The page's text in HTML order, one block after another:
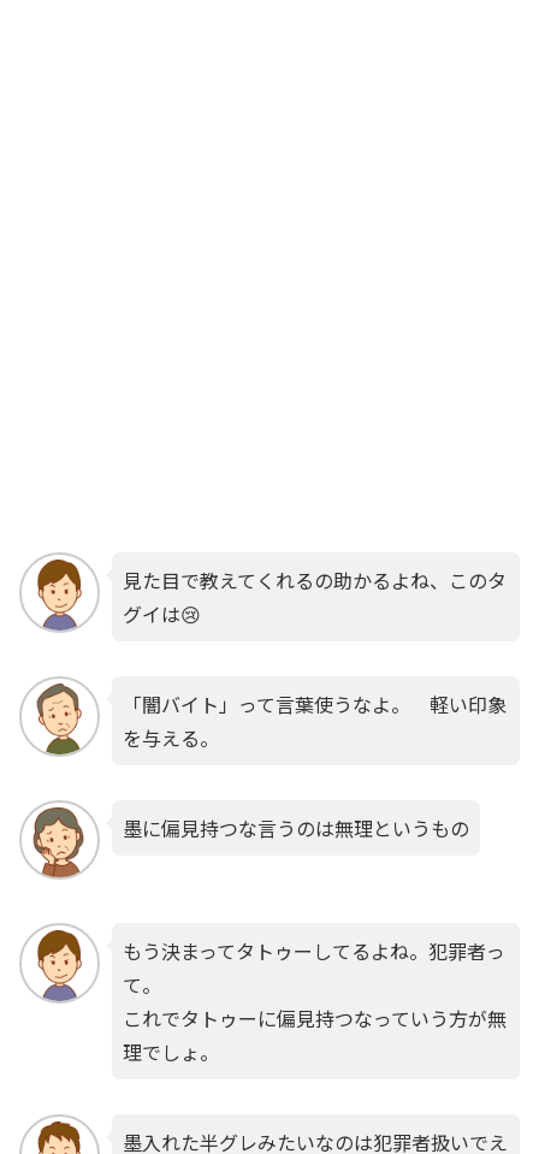
見た目で教えてくれるの助かるよね、このタ
グイは😢
「闇バイト」って言葉使うなよ。 軽い印象
を与える。
墨に偏見持つな言うのは無理というもの
もう決まってタトゥーしてるよね。犯罪者っ
て。
これでタトゥーに偏見持つなっていう方が無
理でしょ。
墨入れた半グレみたいなのは犯罪者扱いでえ